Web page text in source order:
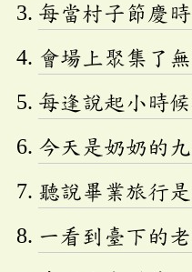
每當村子節慶
會場上聚集了
每逢說起小時
今天是奶奶的
聽說畢業旅行
一看到臺下的